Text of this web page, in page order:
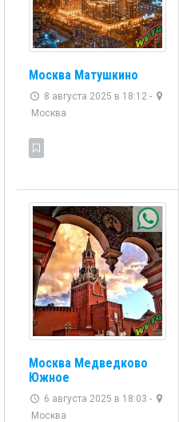
Москва Матушкино
8 августа 2025 в 18:12 -
Москва
Москва Медведково
Южное
6 августа 2025 в 18:03 -
Москва